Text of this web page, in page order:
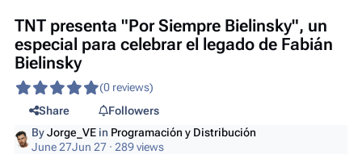
TNT presenta "Por Siempre Bielinsky", un
especial para celebrar el legado de Fabián
Bielinsky
(0 reviews)
Share
Followers
ByJorge_VE in Programación y Distribución
June 27Jun 27 · 289 views